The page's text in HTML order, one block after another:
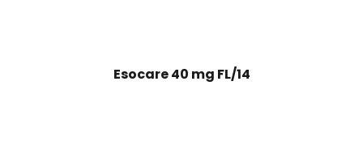
Esocare 40 mg FL/14